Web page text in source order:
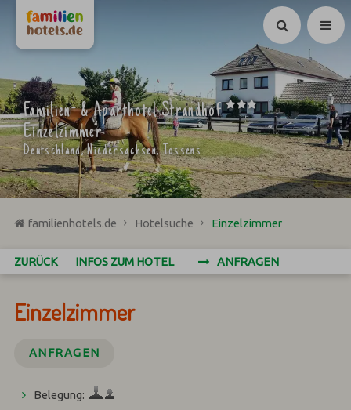
Suchen
Familien- & Aparthotel Strandhof ***
Einzelzimmer
Deutschland, Niedersachsen, Tossens
familienhotels.de Hotelsuche Einzelzimmer
ZURÜCK INFOS ZUM HOTEL ANFRAGEN
Einzelzimmer
ANFRAGEN
Belegung: